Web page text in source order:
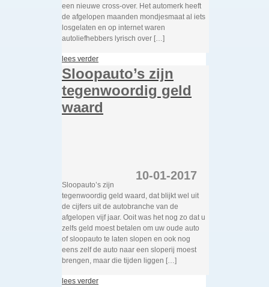
een nieuwe cross-over. Het automerk heeft
de afgelopen maanden mondjesmaat al iets
losgelaten en op internet waren
autoliefhebbers lyrisch over […]
lees verder
Sloopauto’s zijn
tegenwoordig geld
waard
10-01-2017
Sloopauto’s zijn
tegenwoordig geld waard, dat blijkt wel uit
de cijfers uit de autobranche van de
afgelopen vijf jaar. Ooit was het nog zo dat u
zelfs geld moest betalen om uw oude auto
of sloopauto te laten slopen en ook nog
eens zelf de auto naar een sloperij moest
brengen, maar die tijden liggen […]
lees verder